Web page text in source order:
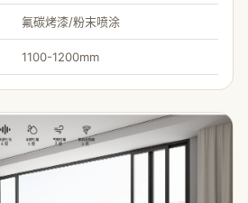
氟碳烤漆/粉末喷涂
1100-1200mm